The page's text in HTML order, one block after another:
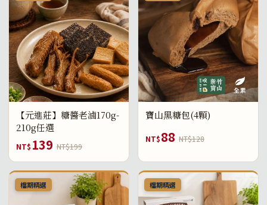
【元進莊】糖醬老滷170g-
210g任選
NT$ 139 NT$199
寶山黑糖包(4顆)
NT$88 NT$128
檔期精選 檔期精選